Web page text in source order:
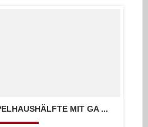
MIT GA ...